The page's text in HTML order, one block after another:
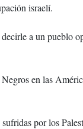
israelí.
a un pueblo
en las
por los